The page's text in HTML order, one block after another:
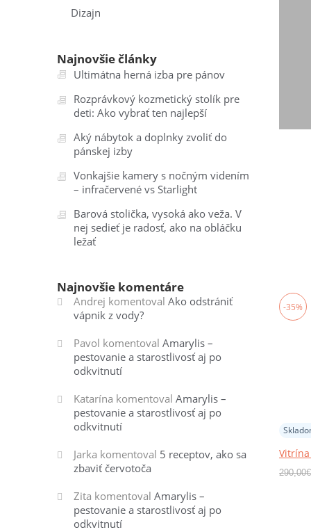
-35%
290,00€
Dizajn
Najnovšie články
Ultimátna herná izba pre pánov
Rozprávkový kozmetický stolík pre
deti: Ako vybrať ten najlepší
Aký nábytok a doplnky zvoliť do
pánskej izby
Vonkajšie kamery s nočným videním
– infračervené vs Starlight
Barová stolička, vysoká ako veža. V
nej sedieť je radosť, ako na obláčku
ležať
Najnovšie komentáre
Andrej komentoval Ako odstrániť
vápnik z vody?
Pavol komentoval Amarylis –
pestovanie a starostlivosť aj po
odkvitnutí
Katarína komentoval Amarylis –
pestovanie a starostlivosť aj po
odkvitnutí
Jarka komentoval 5 receptov, ako sa
zbaviť červotoča
Zita komentoval Amarylis –
pestovanie a starostlivosť aj po
odkvitnutí